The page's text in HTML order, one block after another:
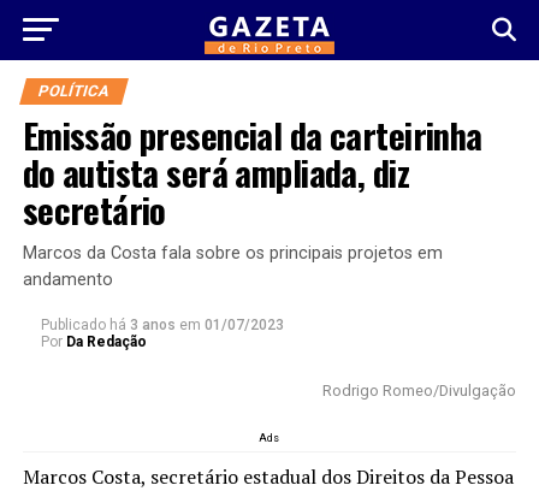
POLÍTICA
Emissão presencial da carteirinha
do autista será ampliada, diz
secretário
Marcos da Costa fala sobre os principais projetos em
andamento
Publicado há 3 anos em 01/07/2023
Por Da Redação
Rodrigo Romeo/Divulgação
Ads
Marcos Costa, secretário estadual dos Direitos da Pessoa